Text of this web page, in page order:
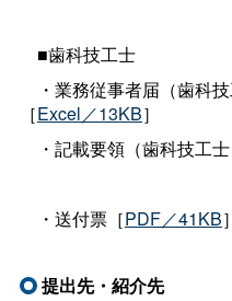
■歯科技工士
・業務従事者届（歯科
［Excel／13KB］
・記載要領（歯科技工
・送付票［PDF／41KB
提出先・紹介先